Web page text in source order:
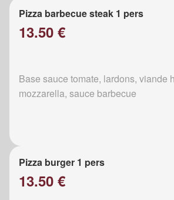
Pizza barbecue steak 1 pers
13.50 €
Base sauce tomate, lardons, viande
mozzarella, sauce barbecue
Pizza burger 1 pers
13.50 €